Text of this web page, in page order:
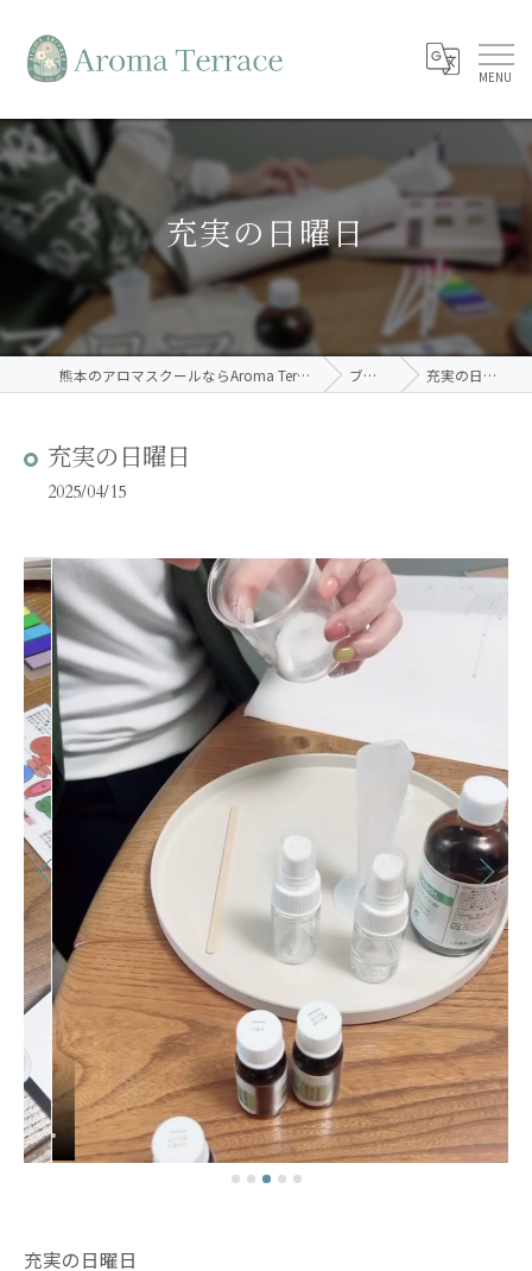
充実の日曜日
熊本のアロマスクールならAroma Terrace ブログ 充実の日曜日
充実の日曜日
2025/04/15
充実の日曜日